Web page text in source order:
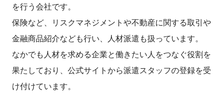
を行う会社です。
保険など、リスクマネジメントや不動産に関する取引や
金融商品紹介なども行い、人材派遣も扱っています。
なかでも人材を求める企業と働きたい人をつなぐ役割を
果たしており、公式サイトから派遣スタッフの登録を受
け付けています。